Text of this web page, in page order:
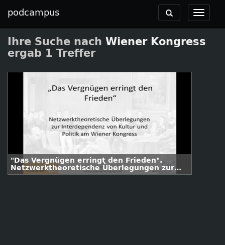
podcampus
Toggle
Toggle
navigation
Ihre Suche nach Wiener Kongress
ergab 1 Treffer
"Das Vergnügen erringt den Frieden".
Netzwerktheoretische Überlegungen zur
Interdependenz von Kultur und Politik am